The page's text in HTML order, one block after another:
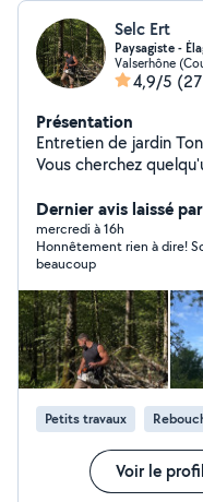
Selc Ert
Paysagiste -
Valserhône
4,9/5
Présentation
Entretien de jardin Tonte de pelouse & Taille d'arbres
Vous cherchez
pour : Tonte de pelouse Taille de haies et d'arbustes
Coupe d'arbres et élagage Nettoyage et
du jardin Intervention rapide et soignée dans votre
secteur. Tarif raisonnable, adapté à vos besoins. ️
Matériel fourni. Confiez-moi vos espaces verts et
profitez d'un jardin
Contactez-moi dès
ou pour convenir d'un rendez-
quatre vingt treize ,
Dernier avis laissé
mercredi à 16h
Honnêtement rien à dire!
beaucoup
Petits travaux
Voir le profil